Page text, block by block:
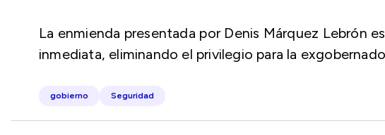
La enmienda presentada por Denis Márquez Lebrón
inmediata, eliminando el privilegio para la
gobierno Seguridad